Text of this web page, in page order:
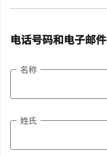
电话号码和电子邮件
名称
姓氏